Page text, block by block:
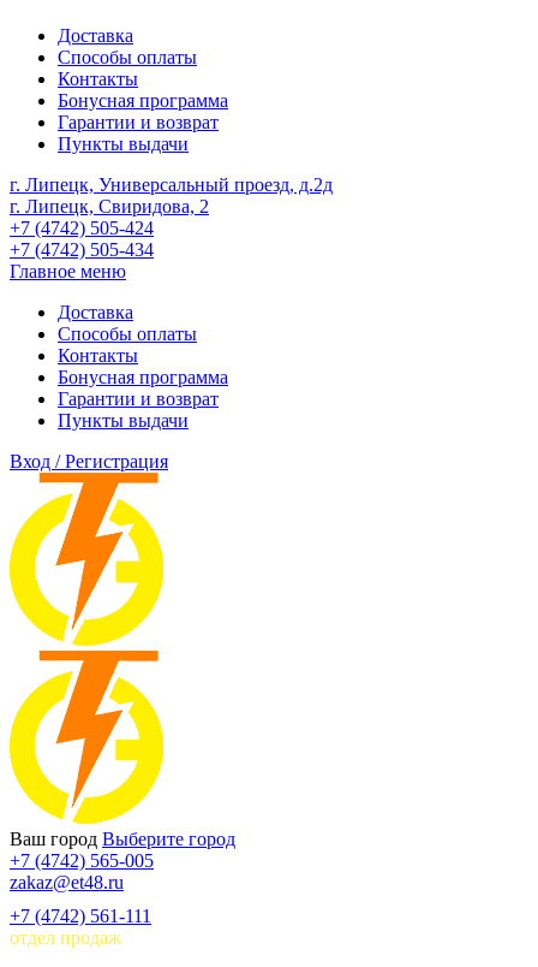
Доставка
Способы оплаты
Контакты
Бонусная программа
Гарантии и возврат
Пункты выдачи
г. Липецк, Универсальный проезд, д.2д
г. Липецк, Свиридова, 2
+7 (4742) 505-424
+7 (4742) 505-434
Главное меню
Доставка
Способы оплаты
Контакты
Бонусная программа
Гарантии и возврат
Пункты выдачи
Вход / Регистрация
Ваш город Выберите город
+7 (4742) 565-005
zakaz@et48.ru
+7 (4742) 561-111
отдел продаж